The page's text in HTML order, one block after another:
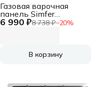
6 990 ₽8 738 ₽−20%
Газовая варочная
панель Simfer
H30N20B416
В корзину